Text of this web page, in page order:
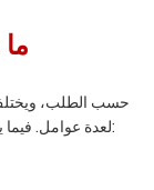
4.
لعدة عوامل. فيما يلي أهم العوامل المؤثرة على سعر آلة تثقيب المعادن: